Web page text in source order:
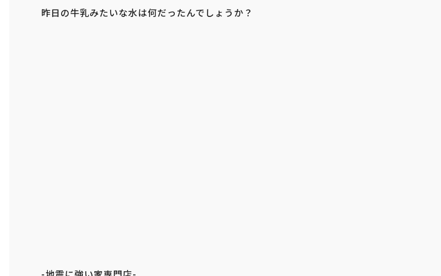
昨日の牛乳みたいな水は何だったんでしょうか？